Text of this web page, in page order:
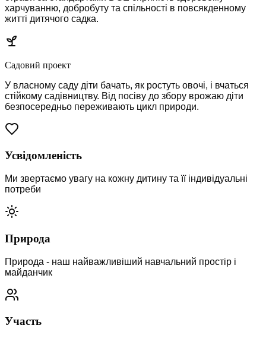
харчуванню, добробуту та спільності в повсякденному
житті дитячого садка.
Садовий проект
У власному саду діти бачать, як ростуть овочі, і вчаться
стійкому садівництву. Від посіву до збору врожаю діти
безпосередньо переживають цикл природи.
Усвідомленість
Ми звертаємо увагу на кожну дитину та її індивідуальні
потреби
Природа
Природа - наш найважливіший навчальний простір і
майданчик
Участь